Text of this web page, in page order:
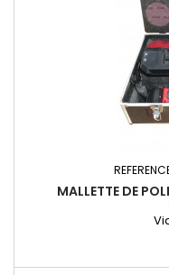
MALLETTE DE